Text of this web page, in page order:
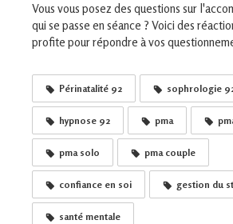
Vous vous posez des questions sur
qui se passe en séance ? Voici des
profite pour répondre à vos
Périnatalité 92 sophrologie
hypnose 92 pma
pma solo pma couple
confiance en soi gestion du
santé mentale